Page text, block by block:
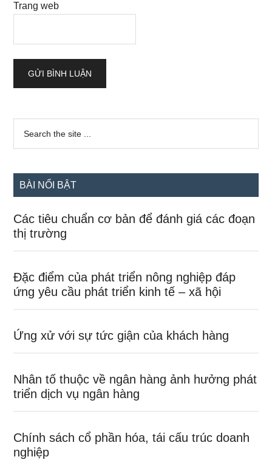
Trang web
Sidebar
chính
...
BÀI NỔI BẬT
Các tiêu chuẩn cơ bản để đánh giá các đoạn
thị trường
Đặc điểm của phát triển nông nghiệp đáp
ứng yêu cầu phát triển kinh tế – xã hội
Ứng xử với sự tức giận của khách hàng
Nhân tố thuộc về ngân hàng ảnh hưởng phát
triển dịch vụ ngân hàng
Chính sách cổ phần hóa, tái cấu trúc doanh
nghiệp